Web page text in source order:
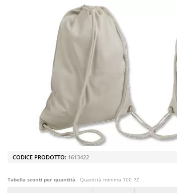
CODICE PRODOTTO: 1613422
Tabella sconti per quantità - Quantità minima 100 PZ